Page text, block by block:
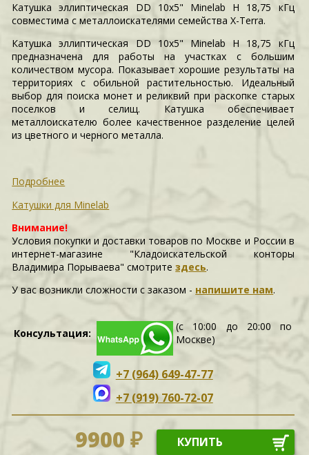
Катушка эллиптическая DD 10x5" Minelab H 18,75 кГц
совместима с металлоискателями семейства X-Terra.
Катушка эллиптическая DD 10x5" Minelab H 18,75 кГц
предназначена для работы на участках с большим
количеством мусора. Показывает хорошие результаты на
территориях с обильной растительностью. Идеальный
выбор для поиска монет и реликвий при раскопке старых
поселков и селищ. Катушка обеспечивает
металлоискателю более качественное разделение целей
из цветного и черного металла.
Подробнее
Катушки для Minelab
Внимание!
Условия покупки и доставки товаров по Москве и России в
интернет-магазине "Кладоискательской конторы
Владимира Порываева" смотритездесь.
У вас возникли сложности c заказом - напишите нам.
Консультация:
(с 10:00 до 20:00 по
Москве)
+7 (964) 649-47-77
+7 (919) 760-72-07
9900 ₽ КУПИТЬ